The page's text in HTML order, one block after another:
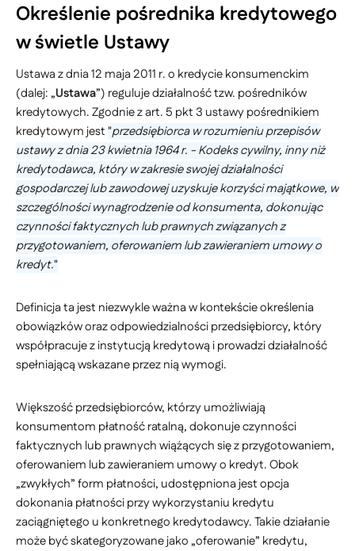
Określenie pośrednika kredytowego
w świetle Ustawy
Ustawa z dnia 12 maja 2011 r. o kredycie konsumenckim
(dalej: „Ustawa”) reguluje działalność tzw. pośredników
kredytowych. Zgodnie z art. 5 pkt 3 ustawy pośrednikiem
kredytowym jest "przedsiębiorca w rozumieniu przepisów
ustawy z dnia 23 kwietnia 1964 r. - Kodeks cywilny, inny niż
kredytodawca, który w zakresie swojej działalności
gospodarczej lub zawodowej uzyskuje korzyści majątkowe, w
szczególności wynagrodzenie od konsumenta, dokonując
czynności faktycznych lub prawnych związanych z
przygotowaniem, oferowaniem lub zawieraniem umowy o
kredyt."
Definicja ta jest niezwykle ważna w kontekście określenia
obowiązków oraz odpowiedzialności przedsiębiorcy, który
współpracuje z instytucją kredytową i prowadzi działalność
spełniającą wskazane przez nią wymogi.
Większość przedsiębiorców, którzy umożliwiają
konsumentom płatność ratalną, dokonuje czynności
faktycznych lub prawnych wiążących się z przygotowaniem,
oferowaniem lub zawieraniem umowy o kredyt. Obok
„zwykłych” form płatności, udostępniona jest opcja
dokonania płatności przy wykorzystaniu kredytu
zaciągniętego u konkretnego kredytodawcy. Takie działanie
może być skategoryzowane jako „oferowanie” kredytu,